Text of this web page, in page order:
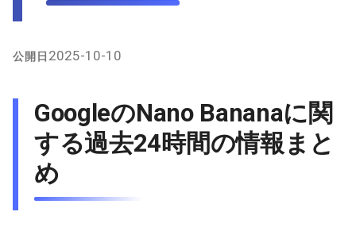
a
l
2026-07-12
2025-12-26
2026-07-12
2025-12-26
2026-05-31
2026-06-12
2026-06-07
2025-11-30
2026-06-07
2026-06-07
2025-11-23
2026-07-14
2026-07-12
2026-07-11
2026-07-10
関連の情報
2026-06-07
2025-11-23
2026-06-14
2026-06-07
2026-07-12
2025-12-26
2026-06-07
2026-07-11
2026-06-10
2026-06-06
2026-07-11
2026-06-07
公開日 2025-10-10
GoogleのNano Bananaに関
する過去24時間の情報まと
め